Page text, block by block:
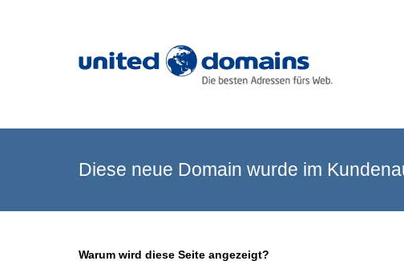
Diese neue Domain wurde im
Warum wird diese Seite angezeigt?